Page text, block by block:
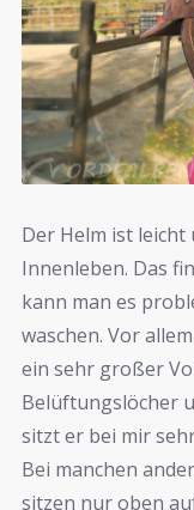
Der Helm ist
Innenleben. Das
kann man es
waschen. Vor
ein sehr großer
Belüftungslöcher
sitzt er bei mir
Bei manchen
sitzen nur oben